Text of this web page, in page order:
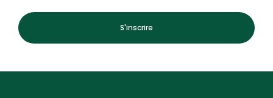
S'inscrire